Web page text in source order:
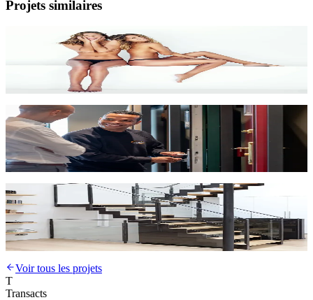
Projets similaires
SEO
Institut de beauté
Site vitrineSEO
Alcof Sécurité
Sécurité & protection
Site vitrine
SEO
Escaliers Décors
Escalier d'architecte
Voir tous les projets
T
Transacts